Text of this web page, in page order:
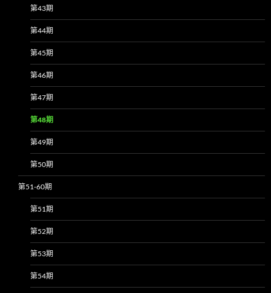
第43期
第44期
第45期
第46期
第47期
第48期
第49期
第50期
第51-60期
第51期
第52期
第53期
第54期